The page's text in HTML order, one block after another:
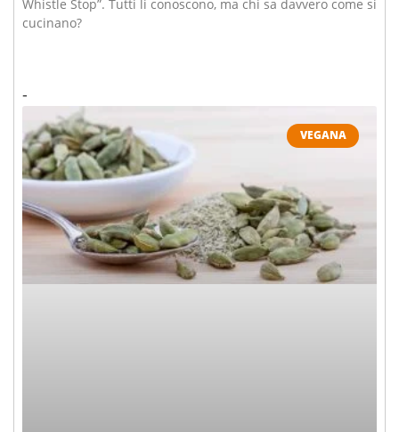
Whistle Stop”. Tutti li conoscono, ma chi sa davvero come si
cucinano?
VEGANA